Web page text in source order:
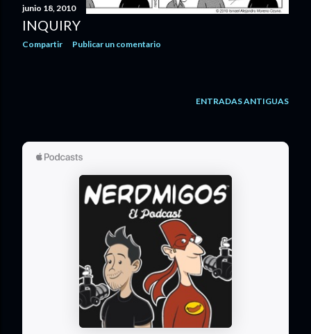
junio 18, 2010
INQUIRY
Compartir Publicar un comentario
ENTRADAS ANTIGUAS